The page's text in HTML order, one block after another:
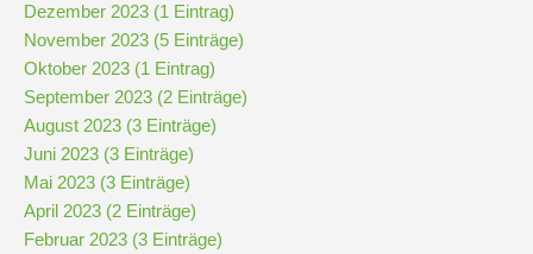
Anmeldung
Schülerbücherei
Hausordnung
Dezember 2023 (1 Eintrag)
November 2023 (5 Einträge)
Oktober 2023 (1 Eintrag)
September 2023 (2 Einträge)
August 2023 (3 Einträge)
Juni 2023 (3 Einträge)
Mai 2023 (3 Einträge)
April 2023 (2 Einträge)
Februar 2023 (3 Einträge)